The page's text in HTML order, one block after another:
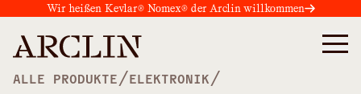
Wir heißen Kevlar® Nomex® der Arclin willkommen
ALLE PRODUKTE /ELEKTRONIK /